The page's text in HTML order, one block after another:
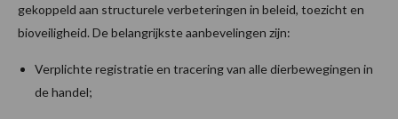
gekoppeld aan structurele verbeteringen in beleid, toezicht en
bioveiligheid. De belangrijkste aanbevelingen zijn:
Verplichte registratie en tracering van alle dierbewegingen in
de handel;